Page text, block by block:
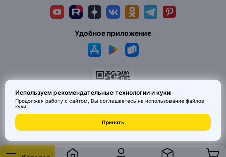
© 2026 MAI HE MAI. Маркетплейс дизайнерских товаров со всего
Китая по ценам заводов. Все права защищены.
Удобное приложение
Используем рекомендательные технологии и куки
Продолжая работу с сайтом, Вы соглашаетесь на использование файлов
куки.
Принять